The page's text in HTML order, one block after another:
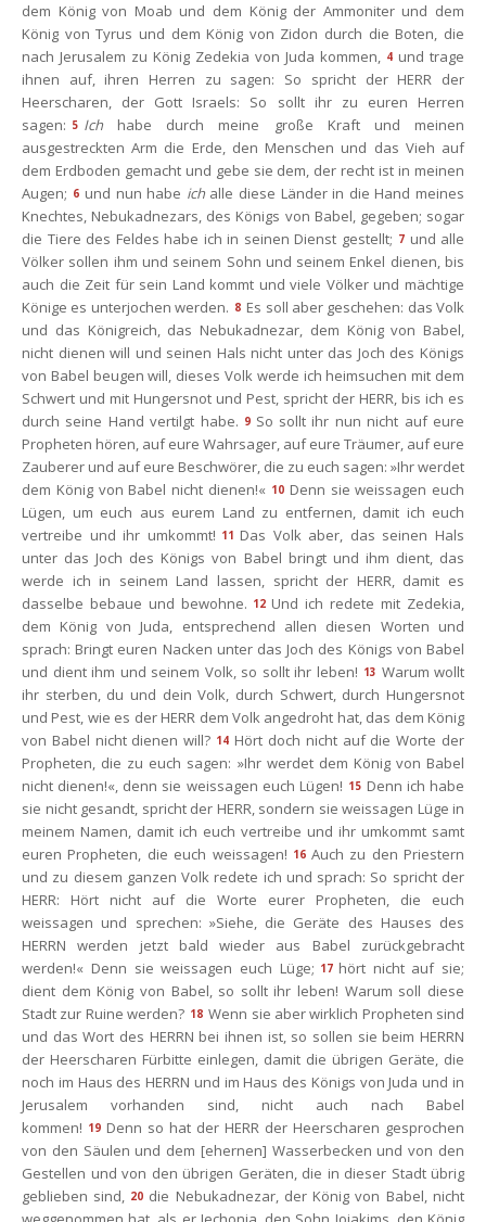
dem König von Moab und dem König der Ammoniter und dem
König von Tyrus und dem König von Zidon durch die Boten, die
nach Jerusalem zu König Zedekia von Juda kommen, 4 und trage
ihnen auf, ihren Herren zu sagen: So spricht der HERR der
Heerscharen, der Gott Israels: So sollt ihr zu euren Herren
agen: 5 Ich habe durch meine große Kraft und meinen
ausgestreckten Arm die Erde, den Menschen und das Vieh auf
dem Erdboden gemacht und gebe sie dem, der recht ist in meinen
Augen; 6 und nun habe ich alle diese Länder in die Hand meines
Knechtes, Nebukadnezars, des Königs von Babel, gegeben; sogar
die Tiere des Feldes habe ich in seinen Dienst gestellt; 7 und alle
Völker sollen ihm und seinem Sohn und seinem Enkel dienen, bis
auch die Zeit für sein Land kommt und viele Völker und mächtige
Könige es unterjochen werden. 8 Es soll aber geschehen: das Volk
und das Königreich, das Nebukadnezar, dem König von Babel,
nicht dienen will und seinen Hals nicht unter das Joch des Königs
von Babel beugen will, dieses Volk werde ich heimsuchen mit dem
Schwert und mit Hungersnot und Pest, spricht der HERR, bis ich es
durch seine Hand vertilgt habe. 9 So sollt ihr nun nicht auf eure
Propheten hören, auf eure Wahrsager, auf eure Träumer, auf eure
Zauberer und auf eure Beschwörer, die zu euch sagen: »Ihr werdet
dem König von Babel nicht dienen!« 10 Denn sie weissagen euch
Lügen, um euch aus eurem Land zu entfernen, damit ich euch
vertreibe und ihr umkommt! 11 Das Volk aber, das seinen Hals
unter das Joch des Königs von Babel bringt und ihm dient, das
werde ich in seinem Land lassen, spricht der HERR, damit es
dasselbe bebaue und bewohne. 12 Und ich redete mit Zedekia,
dem König von Juda, entsprechend allen diesen Worten und
prach: Bringt euren Nacken unter das Joch des Königs von Babel
und dient ihm und seinem Volk, so sollt ihr leben! 13 Warum wollt
ihr sterben, du und dein Volk, durch Schwert, durch Hungersnot
und Pest, wie es der HERR dem Volk angedroht hat, das dem König
von Babel nicht dienen will? 14 Hört doch nicht auf die Worte der
Propheten, die zu euch sagen: »Ihr werdet dem König von Babel
nicht dienen!«, denn sie weissagen euch Lügen! 15 Denn ich habe
ie nicht gesandt, spricht der HERR, sondern sie weissagen Lüge in
meinem Namen, damit ich euch vertreibe und ihr umkommt samt
euren Propheten, die euch weissagen! 16 Auch zu den Priestern
und zu diesem ganzen Volk redete ich und sprach: So spricht der
HERR: Hört nicht auf die Worte eurer Propheten, die euch
weissagen und sprechen: »Siehe, die Geräte des Hauses des
HERRN werden jetzt bald wieder aus Babel zurückgebracht
werden!« Denn sie weissagen euch Lüge; 17 hört nicht auf sie;
dient dem König von Babel, so sollt ihr leben! Warum soll diese
Stadt zur Ruine werden? 18 Wenn sie aber wirklich Propheten sind
und das Wort des HERRN bei ihnen ist, so sollen sie beim HERRN
der Heerscharen Fürbitte einlegen, damit die übrigen Geräte, die
noch im Haus des HERRN und im Haus des Königs von Juda und in
Jerusalem vorhanden sind, nicht auch nach Babel
kommen! 19 Denn so hat der HERR der Heerscharen gesprochen
von den Säulen und dem [ehernen] Wasserbecken und von den
Gestellen und von den übrigen Geräten, die in dieser Stadt übrig
geblieben sind, 20 die Nebukadnezar, der König von Babel, nicht